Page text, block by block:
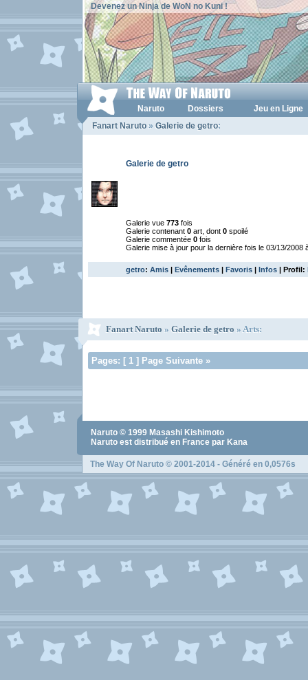
Devenez un Ninja de WoN no Kuni !
Naruto Dossiers
Jeu en Ligne
Fanart Naruto » Galerie de getro:
Galerie de getro
Galerie vue 773 fois
Galerie contenant 0 art, dont 0 spoilé
Galerie commentée 0 fois
Galerie mise à jour pour la dernière fois le 03/13/2008
getro: Amis | Evênements | Favoris | Infos | Profil:
Fanart Naruto » Galerie de getro » Arts:
Pages: [ 1 ] Page Suivante »
Naruto © 1999 Masashi Kishimoto
Naruto est distribué en France par Kana
The Way Of Naruto © 2001-2014 - Généré en 0,0576s